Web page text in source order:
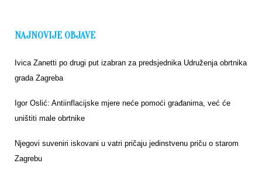
NAJNOVIJE OBJAVE
Ivica Zanetti po drugi put izabran za predsjednika Udruženja obrtnika
grada Zagreba
Igor Oslić: Antiinflacijske mjere neće pomoći građanima, već će
uništiti male obrtnike
Njegovi suveniri iskovani u vatri pričaju jedinstvenu priču o starom
Zagrebu